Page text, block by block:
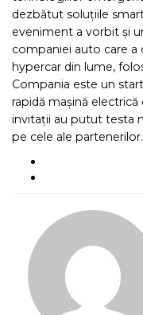
dezbătut soluțiile
eveniment a vorbit și
companiei auto care
hypercar din lume,
Compania este un
rapidă mașină
invitații au putut testa
pe cele ale partenerilor.